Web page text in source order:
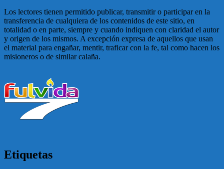
Los lectores tienen permitido publicar, transmitir o participar en la
transferencia de cualquiera de los contenidos de este sitio, en
totalidad o en parte, siempre y cuando indiquen con claridad el autor
y origen de los mismos. A excepción expresa de aquellos que usan
el material para engañar, mentir, traficar con la fe, tal como hacen los
misioneros o de similar calaña.
Etiquetas